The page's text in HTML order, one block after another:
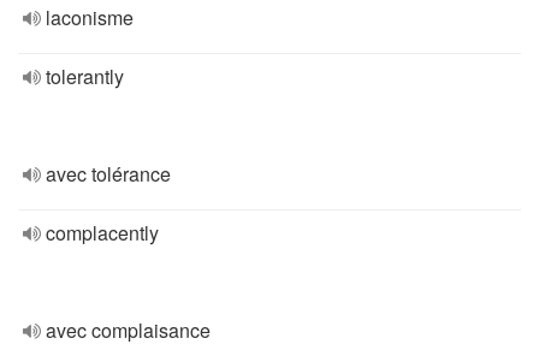
laconisme
tolerantly
avec tolérance
complacently
avec complaisance